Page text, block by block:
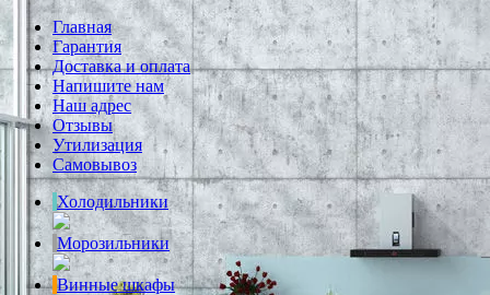
Главная
Гарантия
Доставка и оплата
Напишите нам
Наш адрес
Отзывы
Утилизация
Самовывоз
Холодильники
Морозильники
Винные шкафы